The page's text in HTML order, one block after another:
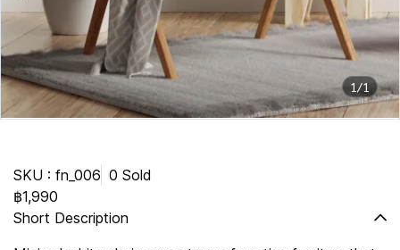
1/1
SKU : fn_006 0 Sold
฿1,990
Short Description